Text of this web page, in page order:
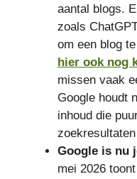
aantal blogs.
zoals
om een blog
hier ook nog
missen vaak
Google houdt
inhoud die
Google is nu
mei 2026